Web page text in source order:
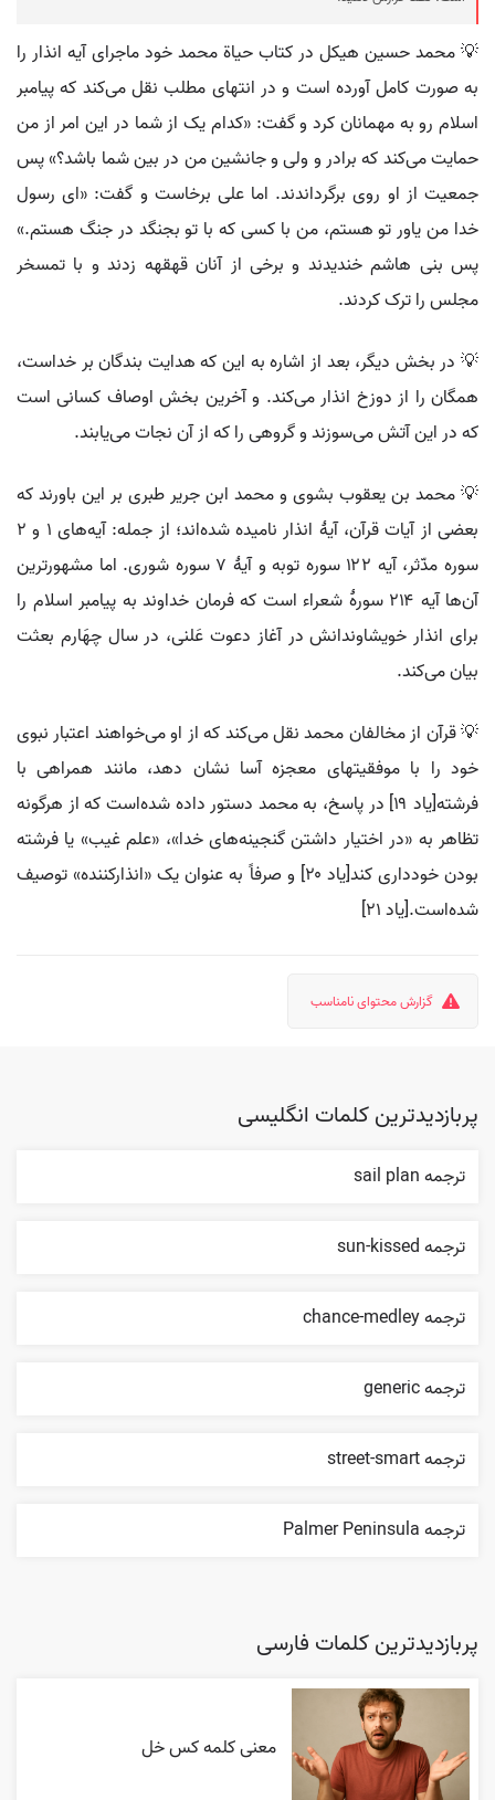
💡 محمد حسین هیکل در کتاب حیاة محمد خود ماجرای آیه انذار را
به صورت کامل آورده است و در انتهای مطلب نقل می‌کند که پیامبر
اسلام رو به مهمانان کرد و گفت: «کدام یک از شما در این امر از من
حمایت می‌کند که برادر و ولی و جانشین من در بین شما باشد؟» پس
جمعیت از او روی برگرداندند. اما علی برخاست و گفت: «ای رسول
خدا من یاور تو هستم، من با کسی که با تو بجنگد در جنگ هستم.»
پس بنی هاشم خندیدند و برخی از آنان قهقهه زدند و با تمسخر
مجلس را ترک کردند.
💡 در بخش دیگر، بعد از اشاره به این که هدایت بندگان بر خداست،
همگان را از دوزخ انذار می‌کند. و آخرین بخش اوصاف کسانی است
که در این آتش می‌سوزند و گروهی را که از آن نجات می‌یابند.
💡 محمد بن یعقوب بشوی و محمد ابن جریر طبری بر این باورند که
بعضی از آیات قرآن، آیهٔ انذار نامیده شده‌اند؛ از جمله: آیه‌های ۱ و ۲
سوره مدّثر، آیه ۱۲۲ سوره توبه و آیهٔ ۷ سوره شوری. اما مشهورترین
آن‌ها آیه ۲۱۴ سورهٔ شعراء است که فرمان خداوند به پیامبر اسلام را
برای انذار خویشاوندانش در آغاز دعوت عَلنی، در سال چهَارم بعثت
بیان می‌کند.
💡 قرآن از مخالفان محمد نقل می‌کند که از او می‌خواهند اعتبار نبوی
خود را با موفقیتهای معجزه آسا نشان دهد، مانند همراهی با
فرشته[یاد ۱۹] در پاسخ، به محمد دستور داده شده‌است که از هرگونه
تظاهر به «در اختیار داشتن گنجینه‌های خدا»، «علم غیب» یا فرشته
بودن خودداری کند[یاد ۲۰] و صرفاً به عنوان یک «انذارکننده» توصیف
شده‌است.[یاد ۲۱]
گزارش محتوای نامناسب
پربازدیدترین کلمات انگلیسی
ترجمه sail plan
ترجمه sun-kissed
ترجمه chance-medley
ترجمه generic
ترجمه street-smart
ترجمه Palmer Peninsula
پربازدیدترین کلمات فارسی
معنی کلمه کس خل